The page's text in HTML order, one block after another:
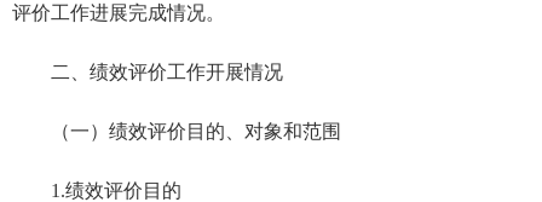
评价工作进展完成情况。
二、绩效评价工作开展情况
（一）绩效评价目的、对象和范围
1.绩效评价目的